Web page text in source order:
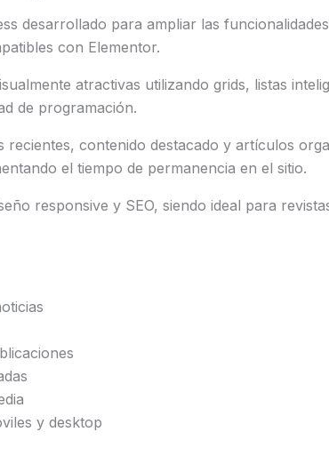
desarrollado para ampliar las
con Elementor.
atractivas utilizando grids, listas
de programación.
recientes, contenido destacado y artículos
el tiempo de permanencia en el sitio.
responsive y SEO, siendo ideal para
y desktop